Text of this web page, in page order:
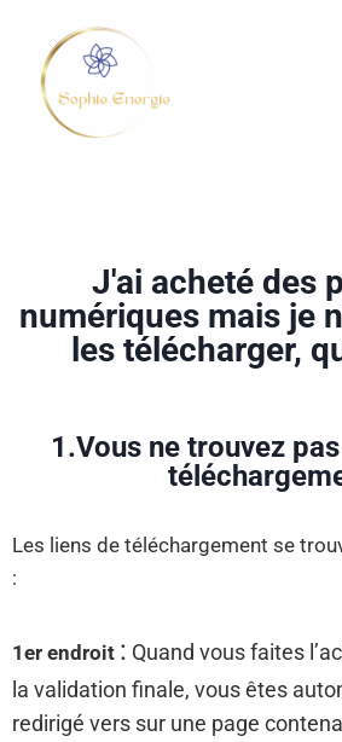
J'ai acheté des
numériques mais je
les télécharger,
1.Vous ne trouvez
Les liens de téléchargement se
:
1er endroit : Quand vous faites
la validation finale, vous êtes
redirigé vers sur une page